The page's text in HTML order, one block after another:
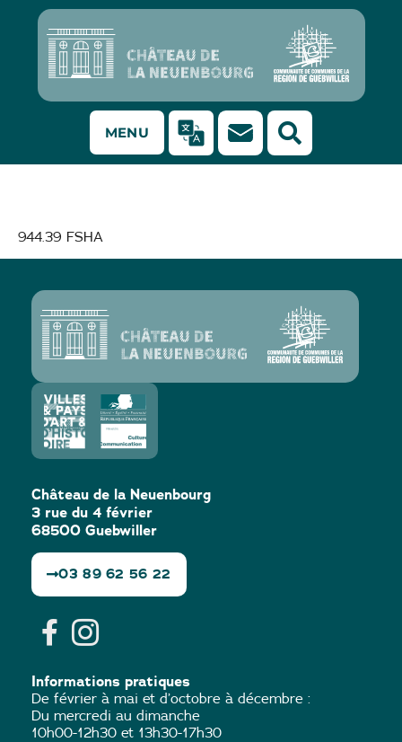
MENU
944.39 FSHA
Château de la Neuenbourg
3 rue du 4 février
68500 Guebwiller
03 89 62 56 22
Informations pratiques
De février à mai et d’octobre à décembre :
Du mercredi au dimanche
10h00-12h30 et 13h30-17h30